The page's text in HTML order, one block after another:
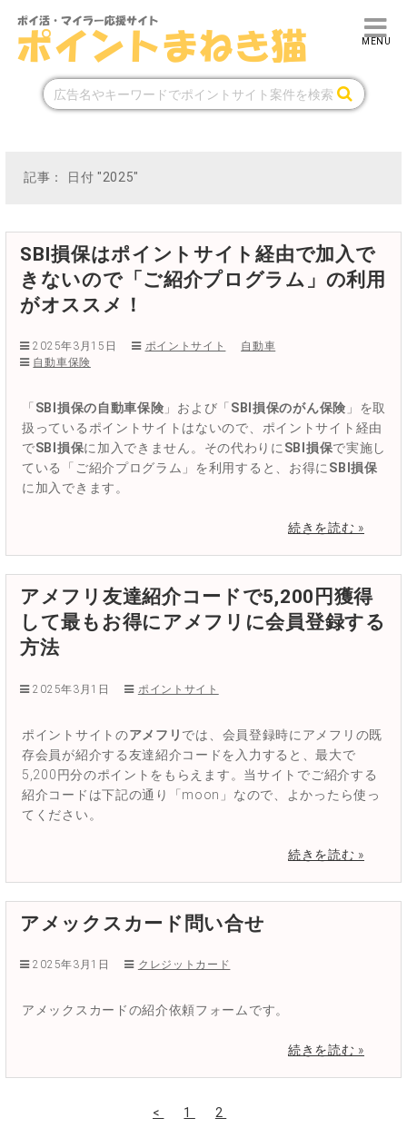
記事： 日付 "2025"
SBI損保はポイントサイト経由で加入で
きないので「ご紹介プログラム」の利用
がオススメ！
2025年3月15日 ポイントサイト
自動車
自動車保険
「 SBI損保の自動車保険 」および「 SBI損保のがん保険 」を取
扱っているポイントサイトはないので、ポイントサイト経由
でSBI損保に加入できません。その代わりにSBI損保で実施し
ている「ご紹介プログラム」を利用すると、お得にSBI損保
に加入できます。
続きを読む »
アメフリ友達紹介コードで5,200円獲得
して最もお得にアメフリに会員登録する
方法
2025年3月1日 ポイントサイト
ポイントサイトのアメフリ では、会員登録時にアメフリの既
存会員が紹介する友達紹介コードを入力すると、最大で
5,200円分のポイントをもらえます。当サイトでご紹介する
紹介コードは下記の通り「moon」なので、よかったら使っ
てください。
続きを読む »
アメックスカード問い合せ
2025年3月1日 クレジットカード
アメックスカードの紹介依頼フォームです。
続きを読む »
< 1 2